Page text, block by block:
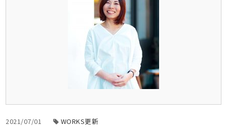
2021/07/01 WORKS更新